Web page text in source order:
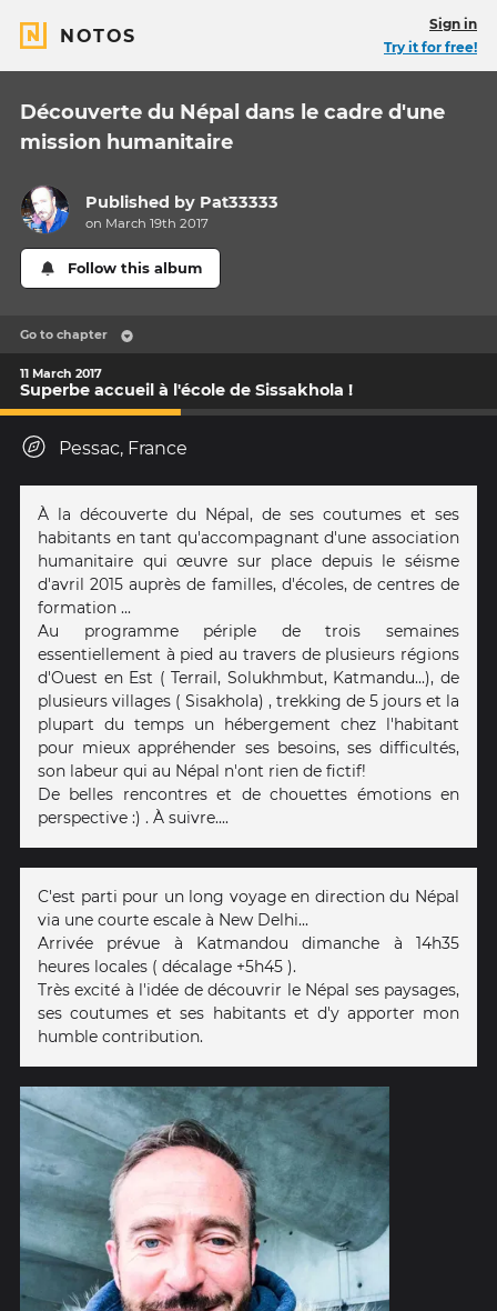
NOTOS
Sign in
Try it for free!
Découverte du Népal dans le cadre d'une
mission humanitaire
Published by Pat33333
on March 19th 2017
Follow this album
Go to chapter
11 March 2017
Superbe accueil à l'école de Sissakhola !
Pessac, France
À la découverte du Népal, de ses coutumes et ses
habitants en tant qu'accompagnant d'une association
humanitaire qui œuvre sur place depuis le séisme
d'avril 2015 auprès de familles, d'écoles, de centres de
formation ...
Au programme périple de trois semaines
essentiellement à pied au travers de plusieurs régions
d'Ouest en Est ( Terrail, Solukhmbut, Katmandu...), de
plusieurs villages ( Sisakhola) , trekking de 5 jours et la
plupart du temps un hébergement chez l'habitant
pour mieux appréhender ses besoins, ses difficultés,
son labeur qui au Népal n'ont rien de fictif!
De belles rencontres et de chouettes émotions en
perspective :) . À suivre....
C'est parti pour un long voyage en direction du Népal
via une courte escale à New Delhi...
Arrivée prévue à Katmandou dimanche à 14h35
heures locales ( décalage +5h45 ).
Très excité à l'idée de découvrir le Népal ses paysages,
ses coutumes et ses habitants et d'y apporter mon
humble contribution.